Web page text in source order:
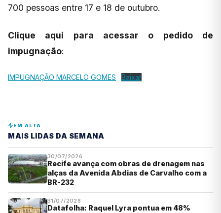
700 pessoas entre 17 e 18 de outubro.
Clique aqui para acessar o pedido de
impugnação:
IMPUGNAÇÃO MARCELO GOMES Baixar
EM ALTA
MAIS LIDAS DA SEMANA
30/07/2026
Recife avança com obras de drenagem nas
alças da Avenida Abdias de Carvalho com a
BR-232
31/07/2026
Datafolha: Raquel Lyra pontua em 48%